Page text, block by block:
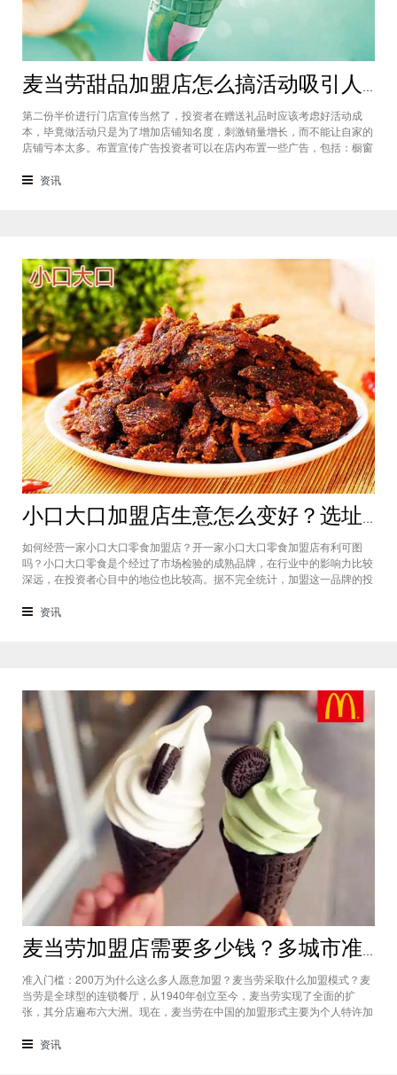
麦当劳甜品加盟店怎么搞活动吸引人？这些好方法建议你保存
第二份半价进行门店宣传当然了，投资者在赠送礼品时应该考虑好活动成
本，毕竟做活动只是为了增加店铺知名度，刺激销量增长，而不能让自家的
店铺亏本太多。布置宣传广告投资者可以在店内布置一些广告，包括：橱窗
告海报会让消费者产生抵触心理。而且投资者也要注意活动海报的粘贴位
资讯
小口大口加盟店生意怎么变好？选址、宣传、质量缺一不可
如何经营一家小口大口零食加盟店？开一家小口大口零食加盟店有利可图
吗？小口大口零食是个经过了市场检验的成熟品牌，在行业中的影响力比较
深远，在投资者心目中的地位也比较高。据不完全统计，加盟这一品牌的投
生意会更好，没有创业经验的投资者可以参考一下。
资讯
麦当劳加盟店需要多少钱？多城市准入门槛高达200万元
准入门槛：200万为什么这么多人愿意加盟？麦当劳采取什么加盟模式？麦
当劳是全球型的连锁餐厅，从1940年创立至今，麦当劳实现了全面的扩
张，其分店遍布六大洲。现在，麦当劳在中国的加盟形式主要为个人特许加
了。总部要求申请加盟的投资者需要参加总部培训，而且一定要参与加盟店
资讯